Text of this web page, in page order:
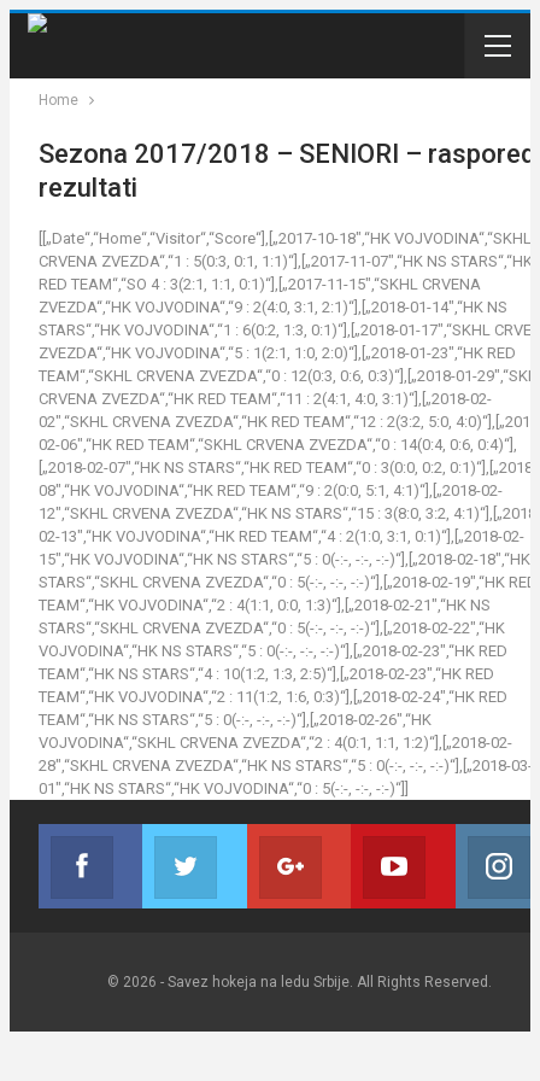
Home
Sezona 2017/2018 – SENIORI – raspored
rezultati
[[„Date“,“Home“,“Visitor“,“Score“],[„2017-10-18″,“HK VOJVODINA“,“SKHL
CRVENA ZVEZDA“,“1 : 5(0:3, 0:1, 1:1)“],[„2017-11-07″,“HK NS STARS“,“HK
RED TEAM“,“SO 4 : 3(2:1, 1:1, 0:1)“],[„2017-11-15″,“SKHL CRVENA
ZVEZDA“,“HK VOJVODINA“,“9 : 2(4:0, 3:1, 2:1)“],[„2018-01-14″,“HK NS
STARS“,“HK VOJVODINA“,“1 : 6(0:2, 1:3, 0:1)“],[„2018-01-17″,“SKHL
ZVEZDA“,“HK VOJVODINA“,“5 : 1(2:1, 1:0, 2:0)“],[„2018-01-23″,“HK RED
TEAM“,“SKHL CRVENA ZVEZDA“,“0 : 12(0:3, 0:6, 0:3)“],[„2018-01-
CRVENA ZVEZDA“,“HK RED TEAM“,“11 : 2(4:1, 4:0, 3:1)“],[„2018-02-
02″,“SKHL CRVENA ZVEZDA“,“HK RED TEAM“,“12 : 2(3:2, 5:0,
02-06″,“HK RED TEAM“,“SKHL CRVENA ZVEZDA“,“0 : 14(0:4, 0:6, 0:4)“],
[„2018-02-07″,“HK NS STARS“,“HK RED TEAM“,“0 : 3(0:0, 0:2,
08″,“HK VOJVODINA“,“HK RED TEAM“,“9 : 2(0:0, 5:1, 4:1)“],[„2018-02-
12″,“SKHL CRVENA ZVEZDA“,“HK NS STARS“,“15 : 3(8:0, 3:2, 4:1)“],[„2018-
02-13″,“HK VOJVODINA“,“HK RED TEAM“,“4 : 2(1:0, 3:1, 0:1)“],[„2018-02-
15″,“HK VOJVODINA“,“HK NS STARS“,“5 : 0(-:-, -:-, -:-)“],[„2018-02-18″,“HK
STARS“,“SKHL CRVENA ZVEZDA“,“0 : 5(-:-, -:-, -:-)“],[„2018-02-19″,“HK RED
TEAM“,“HK VOJVODINA“,“2 : 4(1:1, 0:0, 1:3)“],[„2018-02-21″,“HK NS
STARS“,“SKHL CRVENA ZVEZDA“,“0 : 5(-:-, -:-, -:-)“],[„2018-02-22″,“HK
VOJVODINA“,“HK NS STARS“,“5 : 0(-:-, -:-, -:-)“],[„2018-02-23″,“HK RED
TEAM“,“HK NS STARS“,“4 : 10(1:2, 1:3, 2:5)“],[„2018-02-23″,“HK RED
TEAM“,“HK VOJVODINA“,“2 : 11(1:2, 1:6, 0:3)“],[„2018-02-24″,“HK RED
TEAM“,“HK NS STARS“,“5 : 0(-:-, -:-, -:-)“],[„2018-02-26″,“HK
VOJVODINA“,“SKHL CRVENA ZVEZDA“,“2 : 4(0:1, 1:1, 1:2)“],[„2018-02-
28″,“SKHL CRVENA ZVEZDA“,“HK NS STARS“,“5 : 0(-:-, -:-, -:-)“],[„2018-03-
01″,“HK NS STARS“,“HK VOJVODINA“,“0 : 5(-:-, -:-, -:-)“]]
Facebook
Join us on Facebook
Twitter
Join us on Twitter
Google+
Join us on Google
Youtube
Join us on
© 2026 - Savez hokeja na ledu Srbije. All Rights Reserved.